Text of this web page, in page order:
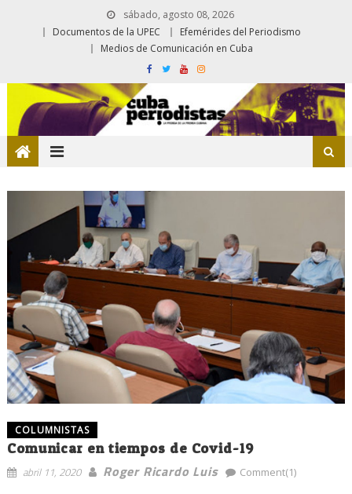
sábado, agosto 08, 2026
Documentos de la UPEC
Efemérides del Periodismo
Medios de Comunicación en Cuba
COLUMNISTAS
Comunicar en tiempos de Covid-19
abril 11, 2020 Roger Ricardo Luis Comment(1)